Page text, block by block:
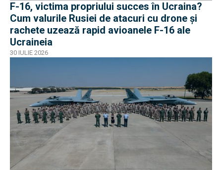
F-16, victima propriului succes în Ucraina?
Cum valurile Rusiei de atacuri cu drone și
rachete uzează rapid avioanele F-16 ale
Ucraineia
30 IULIE 2026